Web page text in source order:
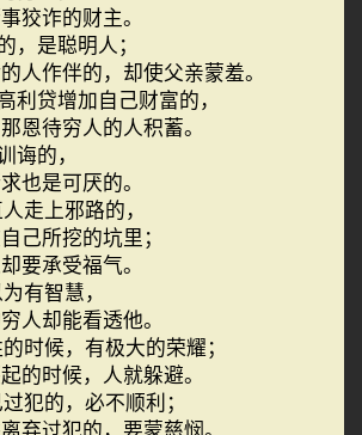
狡诈的财主。
，是聪明人；
人作伴的，却使父亲蒙羞。
利贷增加自己财富的，
恩待穷人的人积蓄。
诲的，
也是可厌的。
走上邪路的，
己所挖的坑里；
要承受福气。
有智慧，
人却能看透他。
时候，有极大的荣耀；
的时候，人就躲避。
犯的，必不顺利；
弃过犯的，要蒙慈悯。